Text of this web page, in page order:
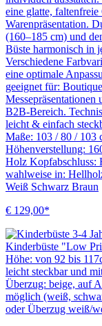
eine glatte, faltenfreie
Warenpräsentation.
(160–185 cm) und
Büste harmonisch in
Verschiedene
eine optimale
geeignet für:
B2B-Bereich.
leicht & einfach
Maße: 103 / 80 / 103
Höhenverstellung:
Holz Kopfabschluss:
wahlweise in:
Weiß Schwarz Braun
€ 129,00*
Kinderbüste "Low
Höhe: von 92 bis
leicht steckbar und
Überzug: beige, auf
möglich (weiß,
oder Überzug weiß/